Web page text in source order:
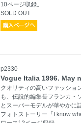
10ページ収録。
SOLD OUT
p2330
Vogue Italia 1996. May
クオリティの高いファッショ
も、伝説的編集長フランカ・
とスーパーモデルが華やかに
フォトストーリー「I know